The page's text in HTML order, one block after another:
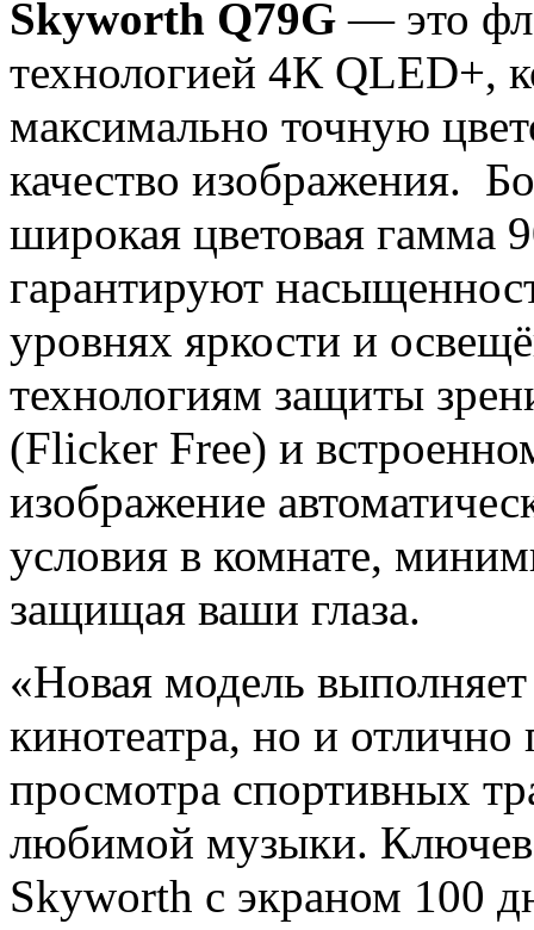
Skyworth Q79G — это
технологией 4К QLED+,
максимально точную
качество изображения.
широкая цветовая гамма
гарантируют
уровнях яркости и
технологиям защиты
(Flicker Free) и
изображение
условия в комнате,
защищая ваши глаза.
«Новая модель
кинотеатра, но и
просмотра спортивных
любимой музыки.
Skyworth с экраном 100